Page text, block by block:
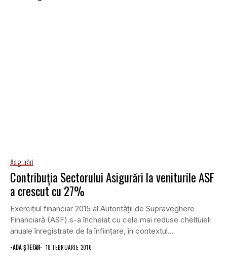
Asigurări
Contribuţia Sectorului Asigurări la veniturile ASF
a crescut cu 27%
Exerciţiul financiar 2015 al Autorităţii de Supraveghere
Financiară (ASF) s-a încheiat cu cele mai reduse cheltuieli
anuale înregistrate de la înfiinţare, în contextul...
•ADA ȘTEFAN 18 FEBRUARIE 2016